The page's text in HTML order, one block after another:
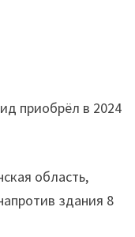
приобрёл в 2024
область,
здания 8